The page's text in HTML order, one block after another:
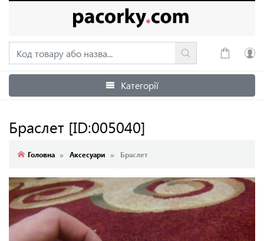
Увійти
Категорії
Браслет [ID:005040]
Головна Аксесуари Браслет